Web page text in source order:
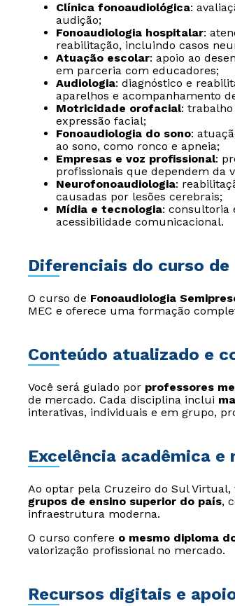
Clínica fonoaudiológica:
audição;
Fonoaudiologia hospitalar:
reabilitação, incluindo casos
Atuação escolar: apoio ao
em parceria com educadores;
Audiologia: diagnóstico e
aparelhos e acompanhamento
Motricidade orofacial:
expressão facial;
Fonoaudiologia do sono:
ao sono, como ronco e apneia;
Empresas e voz profissional:
profissionais que dependem da
Neurofonoaudiologia:
causadas por lesões cerebrais;
Mídia e tecnologia: consultoria
acessibilidade comunicacional.
Diferenciais do curso
O curso de Fonoaudiologia
MEC e oferece uma formação
Conteúdo atualizado e
Você será guiado por professores
de mercado. Cada disciplina inclui
interativas, individuais e em grupo,
Excelência acadêmica e
Ao optar pela Cruzeiro do Sul
grupos de ensino superior do país,
infraestrutura moderna.
O curso confere o mesmo diploma
valorização profissional no mercado.
Recursos digitais e